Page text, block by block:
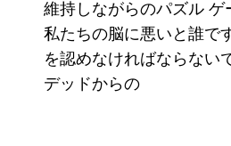
維持しながらのパズル
私たちの脳に悪いと誰で
を認めなければならない
デッドからの